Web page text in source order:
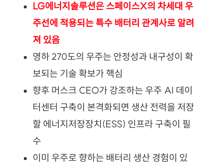
LG에너지솔루션은 스페이스X의 차세대 우
주선에 적용되는 특수 배터리 관계사로 알려
져 있음
영하 270도의 우주는 안정성과 내구성이 확
보되는 기술 확보가 핵심
향후 머스크 CEO가 강조하는 우주 AI 데이
터센터 구축이 본격화되면 생산 전력을 저장
할 에너지저장장치(ESS) 인프라 구축이 필
수
이미 우주로 향하는 배터리 생산 경험이 있